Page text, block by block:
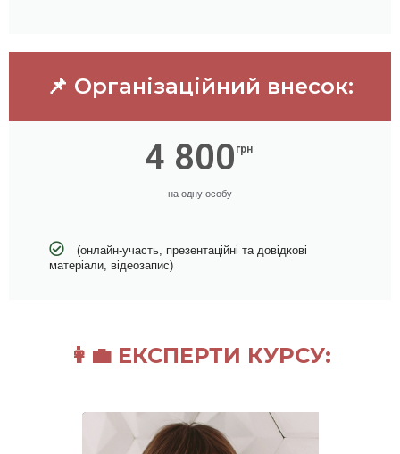
📌 Організаційний внесок:
4 800 грн
на одну особу
(онлайн-участь, презентаційні та довідкові
матеріали, відеозапис)
👩‍💼 ЕКСПЕРТИ КУРСУ: